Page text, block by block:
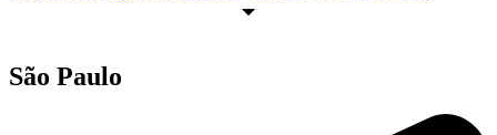
São Paulo